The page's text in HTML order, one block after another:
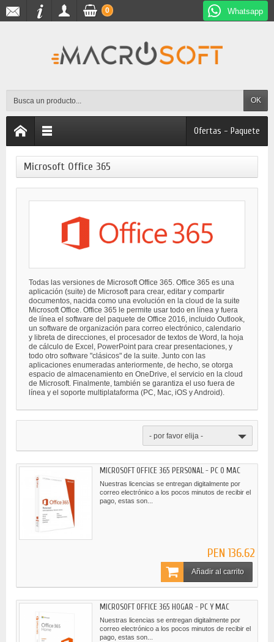
Whatsapp
OK
0
Ofertas - Paquete
Microsoft Office 365
Todas las versiones de Microsoft Office 365. Office 365 es una
aplicación (suite) de Microsoft para crear, editar y compartir
documentos, nacida como una evolución en la cloud de la suite
Microsoft Office. Office 365 le permite usar todo en línea y fuera
de línea el software del paquete de Office 2016, incluido Outlook,
un software de organización para correo electrónico, calendario
y libreta de direcciones, el procesador de textos de Word, la hoja
de cálculo de Excel, PowerPoint para crear presentaciones, y
todo otro software "clásicos" de la suite. Junto con las
aplicaciones enumeradas anteriormente, de hecho, se otorga
espacio de almacenamiento en OneDrive, el servicio en la cloud
de Microsoft. Finalmente, también se garantiza el uso fuera de
línea y el soporte multiplataforma (PC, Mac, iOS y Android).
- por favor elija -
MICROSOFT OFFICE 365 PERSONAL - PC O MAC
Nuestras licencias se entregan digitalmente por
correo electrónico a los pocos minutos de recibir el
pago, estas son...
PEN 136.62
Añadir al carrito
MICROSOFT OFFICE 365 HOGAR - PC Y MAC
Nuestras licencias se entregan digitalmente por
correo electrónico a los pocos minutos de recibir el
pago, estas son...